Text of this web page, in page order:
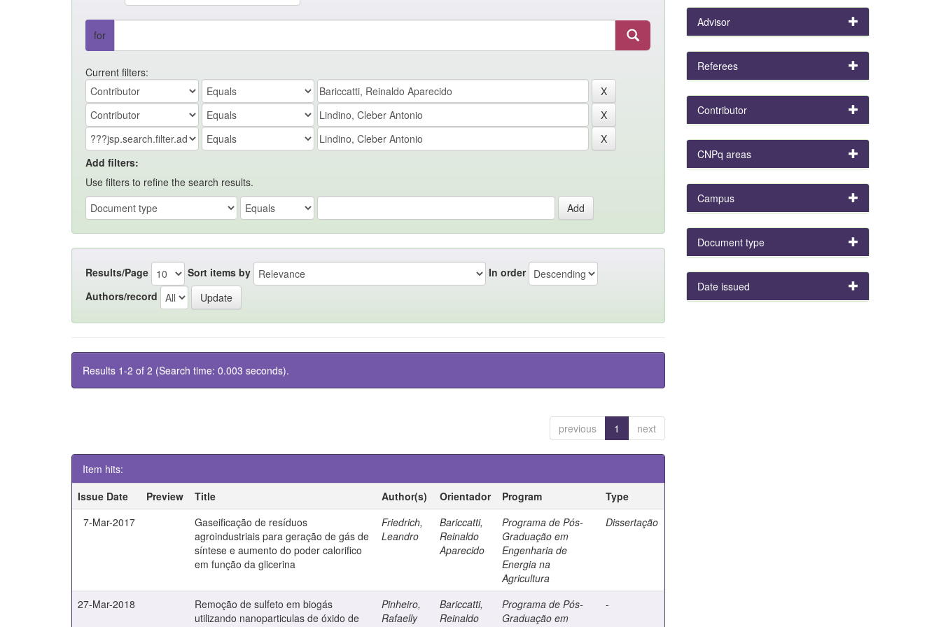
for
Current filters:
Add filters:
Use filters to refine the search results.
Results/Page Sort items by
In order
Authors/record
Results 1-2 of 2 (Search time: 0.003 seconds).
previous 1 next
Item hits:
Issue Date
Preview Title Author(s) Orientador Program
Type
7-Mar-2017
Gaseificação de resíduos
agroindustriais para geração de gás de
síntese e aumento do poder calorifico
em função da glicerina
Friedrich,
Leandro
Bariccatti,
Reinaldo
Aparecido
Programa de Pós-
Graduação em
Engenharia de
Energia na
Agricultura
Dissertação
27-Mar-2018
Remoção de sulfeto em biogás
utilizando nanoparticulas de óxido de
Pinheiro,
Rafaelly
Bariccatti,
Reinaldo
Programa de Pós-
Graduação em
-
Advisor
Referees
Contributor
CNPq areas
Campus
Document type
Date issued